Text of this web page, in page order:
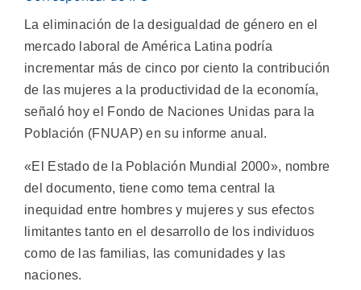
La eliminación de la desigualdad de género en el
mercado laboral de América Latina podría
incrementar más de cinco por ciento la contribución
de las mujeres a la productividad de la economía,
señaló hoy el Fondo de Naciones Unidas para la
Población (FNUAP) en su informe anual.
«El Estado de la Población Mundial 2000», nombre
del documento, tiene como tema central la
inequidad entre hombres y mujeres y sus efectos
limitantes tanto en el desarrollo de los individuos
como de las familias, las comunidades y las
naciones.